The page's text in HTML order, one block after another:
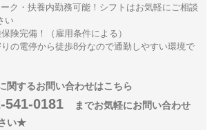
ク・扶養内勤務可能！シフトはお気軽にご相談
い
険完備！（雇用条件による）
の電停から徒歩8分なので通勤しやすい環境で
関するお問い合わせはこちら
541-0181
までお気軽にお問い合わせ
い★